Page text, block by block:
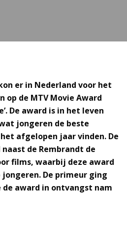
er in Nederland voor het
op de MTV Movie Award
De award is in het leven
jongeren de beste
afgelopen jaar vinden. De
de Rembrandt de
films, waarbij deze award
De primeur ging
de award in ontvangst nam